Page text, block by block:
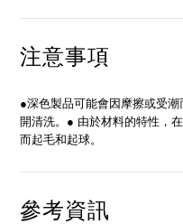
注意事項
●深色製品可能會因摩擦或受
開清洗。● 由於材料的特性，
而起毛和起球。
參考資訊